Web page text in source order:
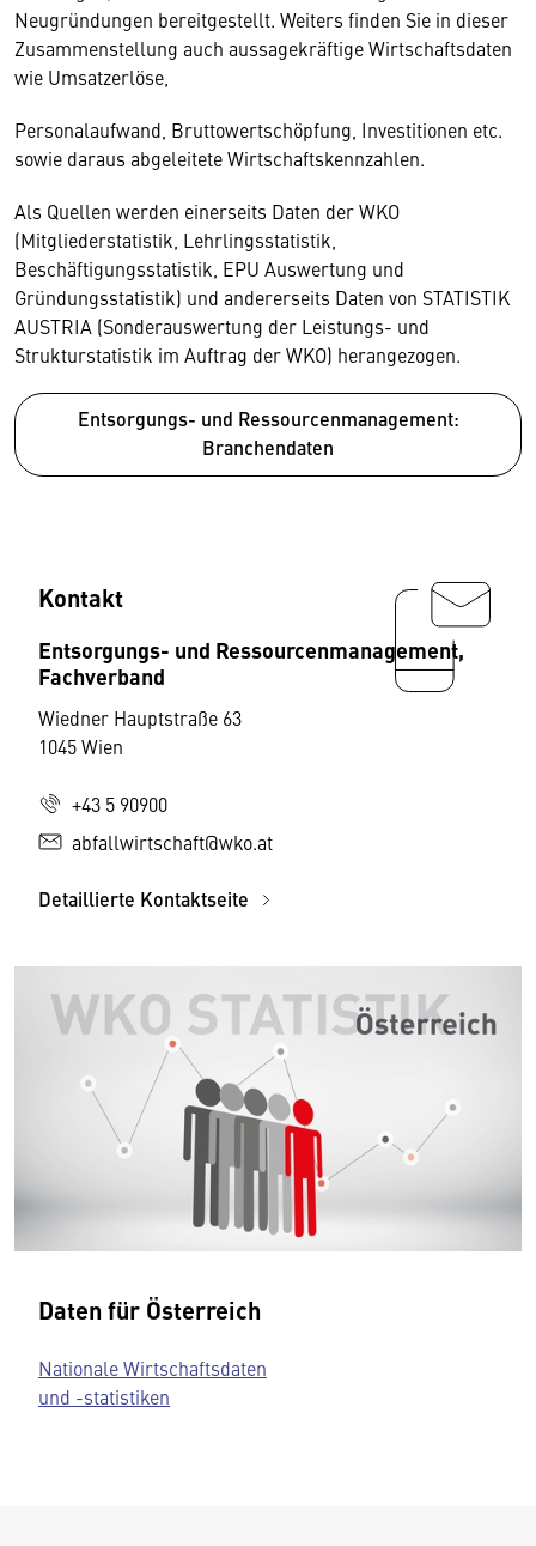
Neugründungen bereitgestellt. Weiters finden Sie in dieser
Zusammenstellung auch aussagekräftige Wirtschaftsdaten
wie Umsatzerlöse,
Personalaufwand, Bruttowertschöpfung, Investitionen etc.
sowie daraus abgeleitete Wirtschaftskennzahlen.
Als Quellen werden einerseits Daten der WKO
(Mitgliederstatistik, Lehrlingsstatistik,
Beschäftigungsstatistik, EPU Auswertung und
Gründungsstatistik) und andererseits Daten von STATISTIK
AUSTRIA (Sonderauswertung der Leistungs- und
Strukturstatistik im Auftrag der WKO) herangezogen.
Entsorgungs- und Ressourcenmanagement:
Branchendaten
Kontakt
Entsorgungs- und Ressourcenmanagement,
Fachverband
Wiedner Hauptstraße 63
1045 Wien
+43 5 90900
abfallwirtschaft@wko.at
Detaillierte Kontaktseite
Daten für Österreich
Nationale Wirtschaftsdaten
und -statistiken